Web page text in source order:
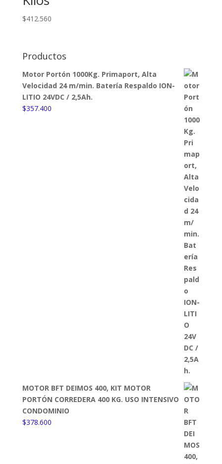
$412.560
Productos
Motor Portón 1000Kg. Primaport, Alta
Velocidad 24 m/min. Batería Respaldo ION-
LITIO 24VDC / 2,5Ah.
$357.400
MOTOR BFT DEIMOS 400, KIT MOTOR
PORTÓN CORREDERA 400 KG. USO INTENSIVO
CONDOMINIO
$378.600